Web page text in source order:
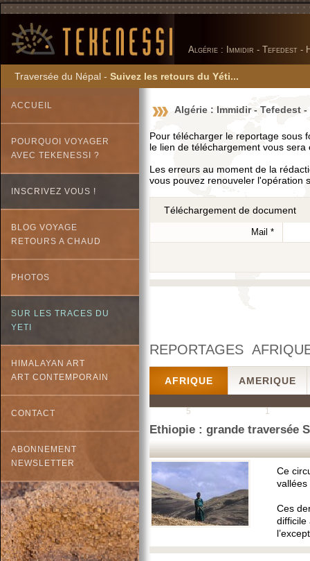
Algérie : Immidir - Tefedest -
Traversée du Népal - Suivez les retours du Yéti...
ACCUEIL
POURQUOI VOYAGER
AVEC TEKENESSI ?
INSCRIVEZ VOUS !
BLOG VOYAGE
RETOURS A CHAUD
PHOTOS
SUR LES TRACES DU
YETI
HIMALAYAN ART
ART CONTEMPORAIN
CONTACT
ABONNEMENT
NEWSLETTER
Algérie : Immidir - Tefedest -
Pour télécharger le reportage sous
le lien de téléchargement vous
Les erreurs au moment de la
vous pouvez renouveler l'opération
Téléchargement de document
Mail *
REPORTAGES
AFRIQUE
5
AMERIQUE
1
Ethiopie : grande traversée
Ce
vallées
Ces
difficile